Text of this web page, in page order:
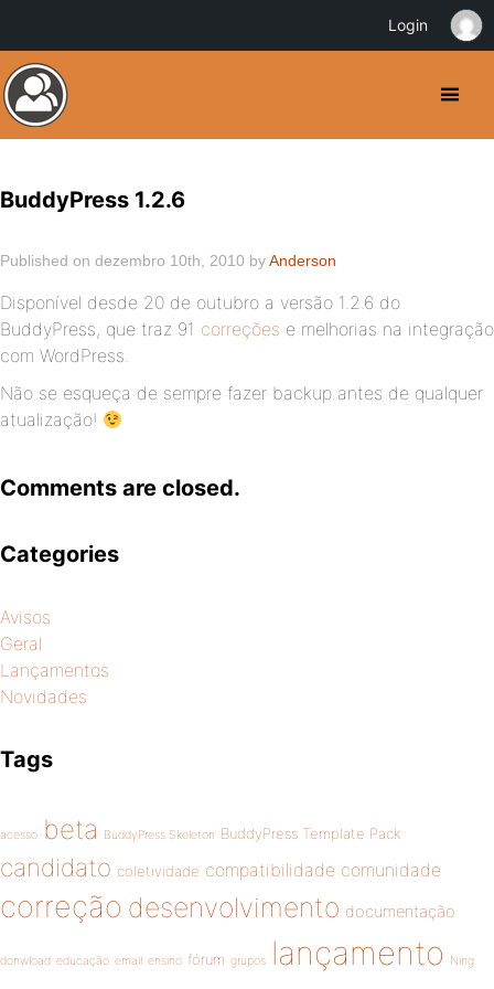
BuddyPress 1.2.6
Published on dezembro 10th, 2010 byAnderson
Disponível desde 20 de outubro a versão 1.2.6 do
BuddyPress, que traz 91 correções e melhorias na integração
com WordPress.
Não se esqueça de sempre fazer backup antes de qualquer
atualização!
Comments are closed.
Categories
Avisos
Geral
Lançamentos
Novidades
Tags
acesso beta BuddyPress Skeleton BuddyPress Template Pack
candidato coletividade compatibilidade comunidade
correção desenvolvimento documentação
donwload educação email ensino fórum grupos lançamento Ning
Login